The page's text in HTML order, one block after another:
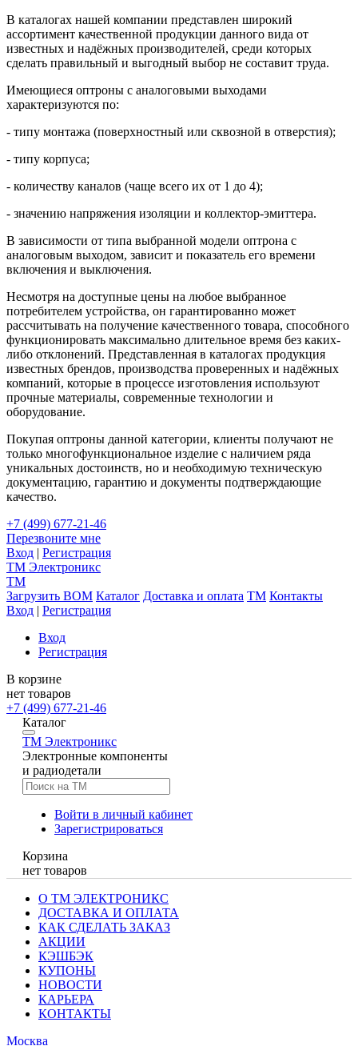
В каталогах нашей компании представлен широкий
ассортимент качественной продукции данного вида от
известных и надёжных производителей, среди которых
сделать правильный и выгодный выбор не составит труда.
Имеющиеся оптроны с аналоговыми выходами
характеризуются по:
- типу монтажа (поверхностный или сквозной в отверстия);
- типу корпуса;
- количеству каналов (чаще всего их от 1 до 4);
- значению напряжения изоляции и коллектор-эмиттера.
В зависимости от типа выбранной модели оптрона с
аналоговым выходом, зависит и показатель его времени
включения и выключения.
Несмотря на доступные цены на любое выбранное
потребителем устройства, он гарантированно может
рассчитывать на получение качественного товара, способного
функционировать максимально длительное время без каких-
либо отклонений. Представленная в каталогах продукция
известных брендов, производства проверенных и надёжных
компаний, которые в процессе изготовления используют
прочные материалы, современные технологии и
оборудование.
Покупая оптроны данной категории, клиенты получают не
только многофункциональное изделие с наличием ряда
уникальных достоинств, но и необходимую техническую
документацию, гарантию и документы подтверждающие
качество.
+7 (499) 677-21-46
Перезвоните мне
Вход | Регистрация
TM Электроникс
TM
Загрузить BOM Каталог Доставка и оплата TM Контакты
Вход | Регистрация
Вход
Регистрация
В корзине
нет товаров
+7 (499) 677-21-46
Каталог
TM Электроникс
Электронные компоненты
и радиодетали
Войти в личный кабинет
Зарегистрироваться
Корзина
нет товаров
О ТМ ЭЛЕКТРОНИКС
ДОСТАВКА И ОПЛАТА
КАК СДЕЛАТЬ ЗАКАЗ
АКЦИИ
КЭШБЭК
КУПОНЫ
НОВОСТИ
КАРЬЕРА
КОНТАКТЫ
Москва